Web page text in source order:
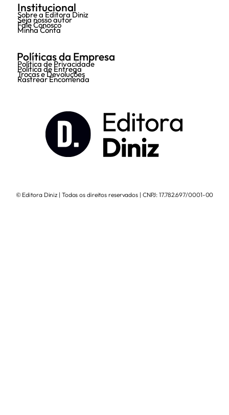
Institucional
Sobre a Editora Diniz
Seja nosso autor
Fale Conosco
Minha Conta
Políticas da Empresa
Política de Privacidade
Política de Entrega
Trocas e Devoluções
Rastrear Encomenda
© Editora Diniz | Todos os direitos reservados | CNPJ: 17.782.697/0001-00